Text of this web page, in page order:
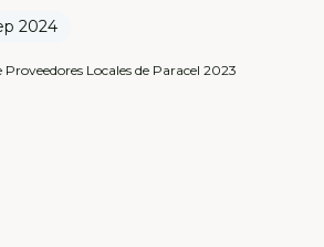
2024
Locales de Paracel 2023